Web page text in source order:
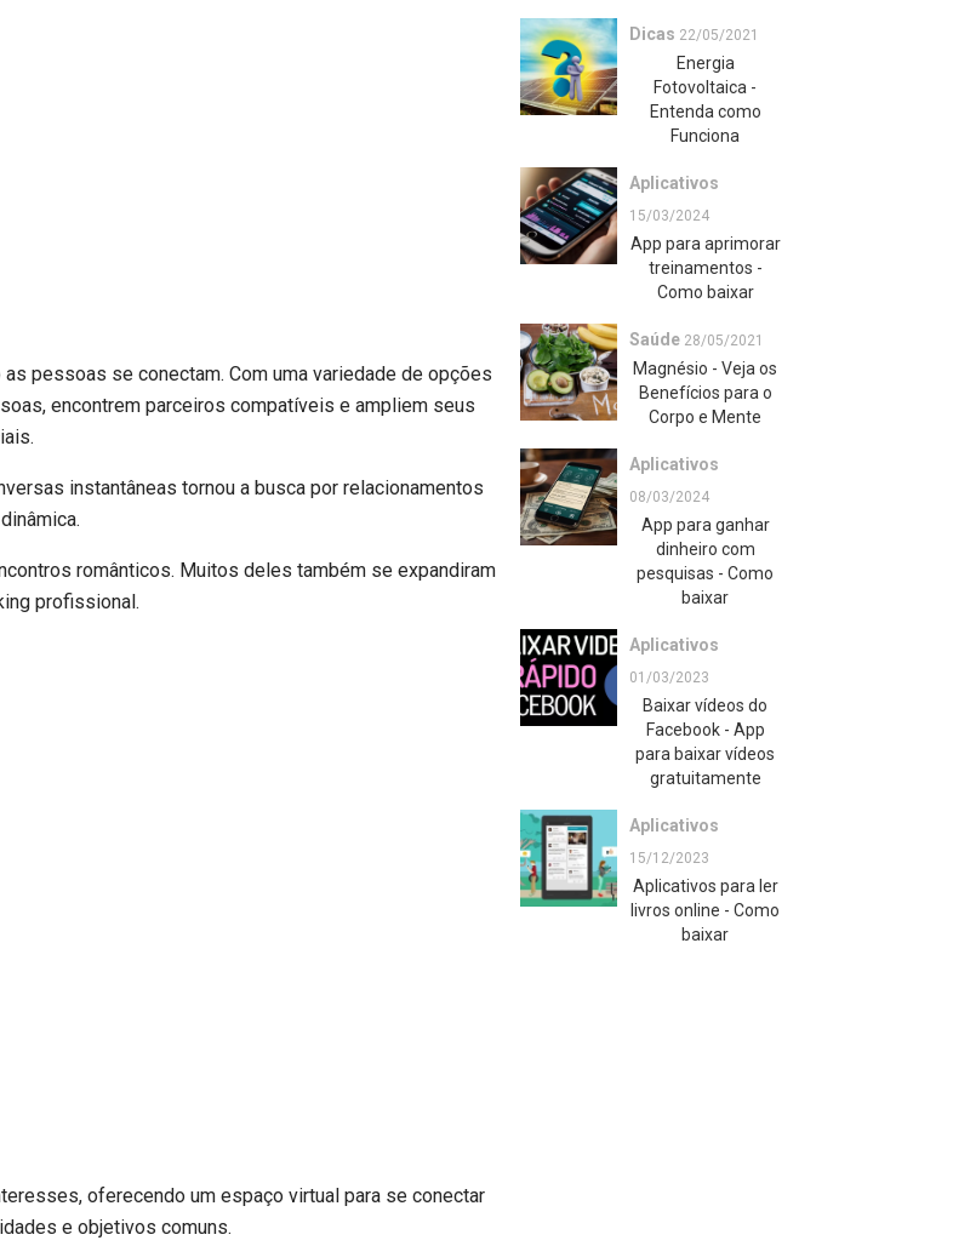
pessoas se conectam. Com uma variedade de opções
encontrem parceiros compatíveis e ampliem seus
instantâneas tornou a busca por relacionamentos
românticos. Muitos deles também se expandiram
profissional.
oferecendo um espaço virtual para se conectar
e objetivos comuns.
Dicas 22/05/2021
Energia
Fotovoltaica -
Entenda como
Funciona
Aplicativos
15/03/2024
App para aprimorar
treinamentos -
Como baixar
Saúde 28/05/2021
Magnésio - Veja os
Benefícios para o
Corpo e Mente
Aplicativos
08/03/2024
App para ganhar
dinheiro com
pesquisas - Como
baixar
Aplicativos
01/03/2023
Baixar vídeos do
Facebook - App
para baixar vídeos
gratuitamente
Aplicativos
15/12/2023
Aplicativos para ler
livros online - Como
baixar